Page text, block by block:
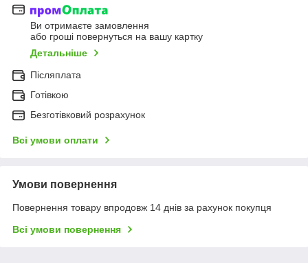
Ви отримаєте замовлення
або гроші повернуться на вашу картку
Детальніше
Післяплата
Готівкою
Безготівковий розрахунок
Всі умови оплати
Умови повернення
Повернення товару впродовж 14 днів за рахунок покупця
Всі умови повернення